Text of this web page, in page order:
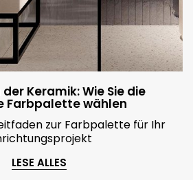
Keramik: Wie Sie die
Farbpalette wählen
zur Farbpalette für Ihr
LESE ALLES